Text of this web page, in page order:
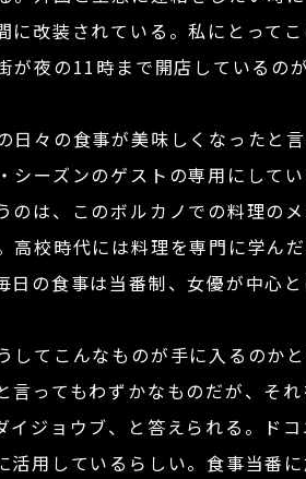
改装されている。私にとって
が夜の11時まで開店しているの
々の食事が美味しくなったと
ーズンのゲストの専用にして
は、このボルカノでの料理の
高校時代には料理を専門に学ん
の食事は当番制、女優が中心
てこんなものが手に入るのか
ってもわずかなものだが、そ
ジョウブ、と答えられる。ド
用しているらしい。食事当番